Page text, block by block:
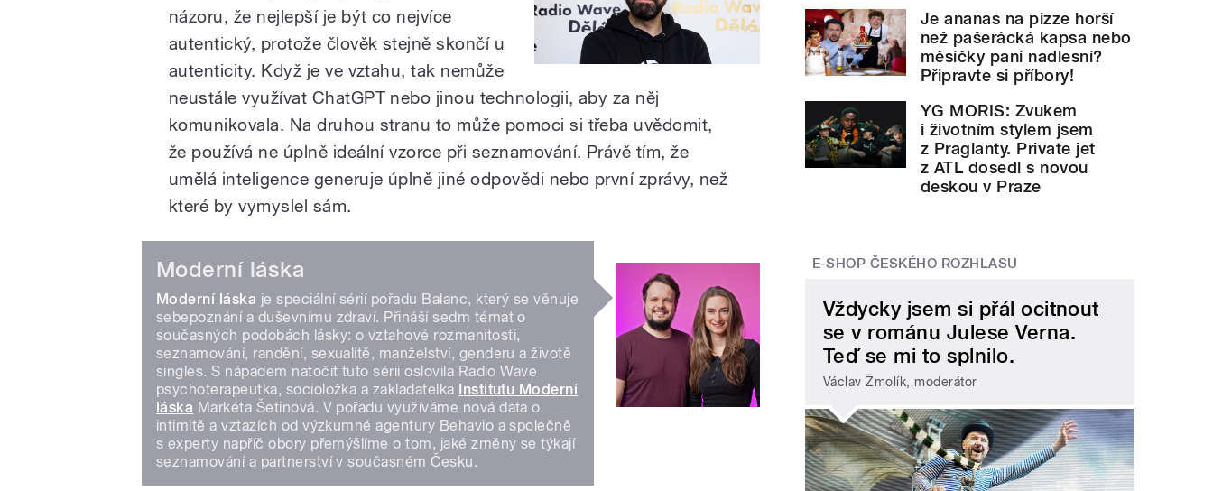
názoru, že nejlepší je být co nejvíce
autentický, protože člověk stejně skončí u
autenticity. Když je ve vztahu, tak nemůže
neustále využívat ChatGPT nebo jinou technologii, aby za něj
komunikovala. Na druhou stranu to může pomoci si třeba uvědomit,
že používá ne úplně ideální vzorce při seznamování. Právě tím, že
umělá inteligence generuje úplně jiné odpovědi nebo první zprávy, než
které by vymyslel sám.
Moderní láska
Moderní láska je speciální sérií pořadu Balanc, který se věnuje
sebepoznání a duševnímu zdraví. Přináší sedm témat o
současných podobách lásky: o vztahové rozmanitosti,
seznamování, randění, sexualitě, manželství, genderu a životě
singles. S nápadem natočit tuto sérii oslovila Radio Wave
psychoterapeutka, socioložka a zakladatelka Institutu Moderní
láska Markéta Šetinová. V pořadu využíváme nová data o
intimitě a vztazích od výzkumné agentury Behavio a společně
s experty napříč obory přemýšlíme o tom, jaké změny se týkají
seznamování a partnerství v současném Česku.
Je ananas na pizze horší
než pašerácká kapsa nebo
měsíčky paní nadlesní?
Připravte si příbory!
YG MORIS: Zvukem
i životním stylem jsem
z Praglanty. Private jet
z ATL dosedl s novou
deskou v Praze
E-SHOP ČESKÉHO ROZHLASU
Vždycky jsem si přál ocitnout
se v románu Julese Verna.
Teď se mi to splnilo.
Václav Žmolík, moderátor